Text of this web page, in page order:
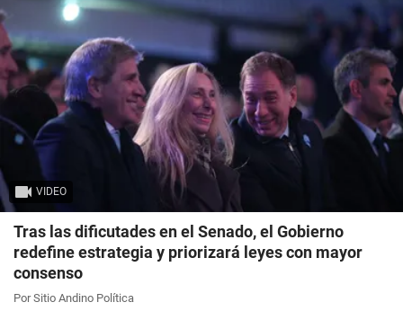
VIDEO
Tras las dificutades en el Senado, el Gobierno
redefine estrategia y priorizará leyes con mayor
consenso
Por Sitio Andino Política